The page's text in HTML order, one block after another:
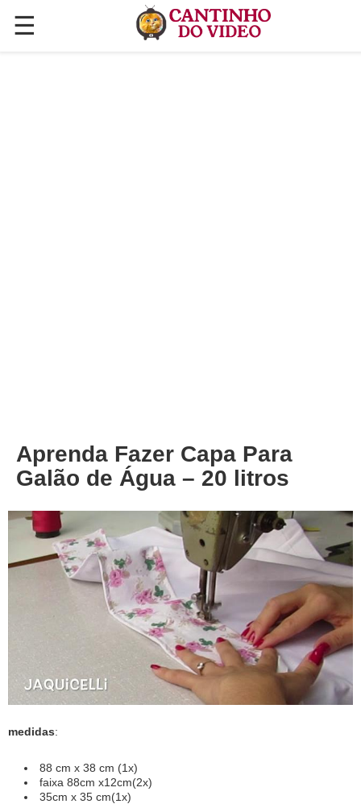
☰
✕
Aprenda Fazer Capa Para
Galão de Água – 20 litros
medidas:
88 cm x 38 cm (1x)
faixa 88cm x12cm(2x)
35cm x 35 cm(1x)